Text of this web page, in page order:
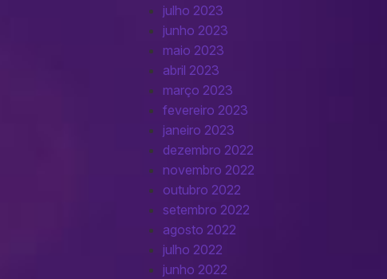
julho 2023
junho 2023
maio 2023
abril 2023
março 2023
fevereiro 2023
janeiro 2023
dezembro 2022
novembro 2022
outubro 2022
setembro 2022
agosto 2022
julho 2022
junho 2022